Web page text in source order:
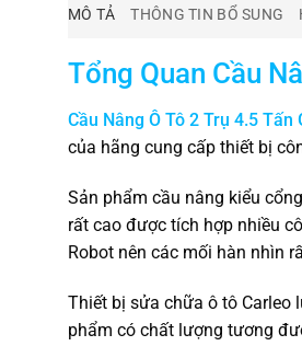
MÔ TẢ THÔNG TIN BỔ SUNG
Tổng Quan Cầu
Cầu Nâng Ô Tô 2 Trụ 4.5 Tấn
của hãng cung cấp thiết bị
Sản phẩm cầu nâng kiểu
rất cao được tích hợp nhiều
Robot nên các mối hàn nhìn
Thiết bị sửa chữa ô tô Carleo
phẩm có chất lượng tương